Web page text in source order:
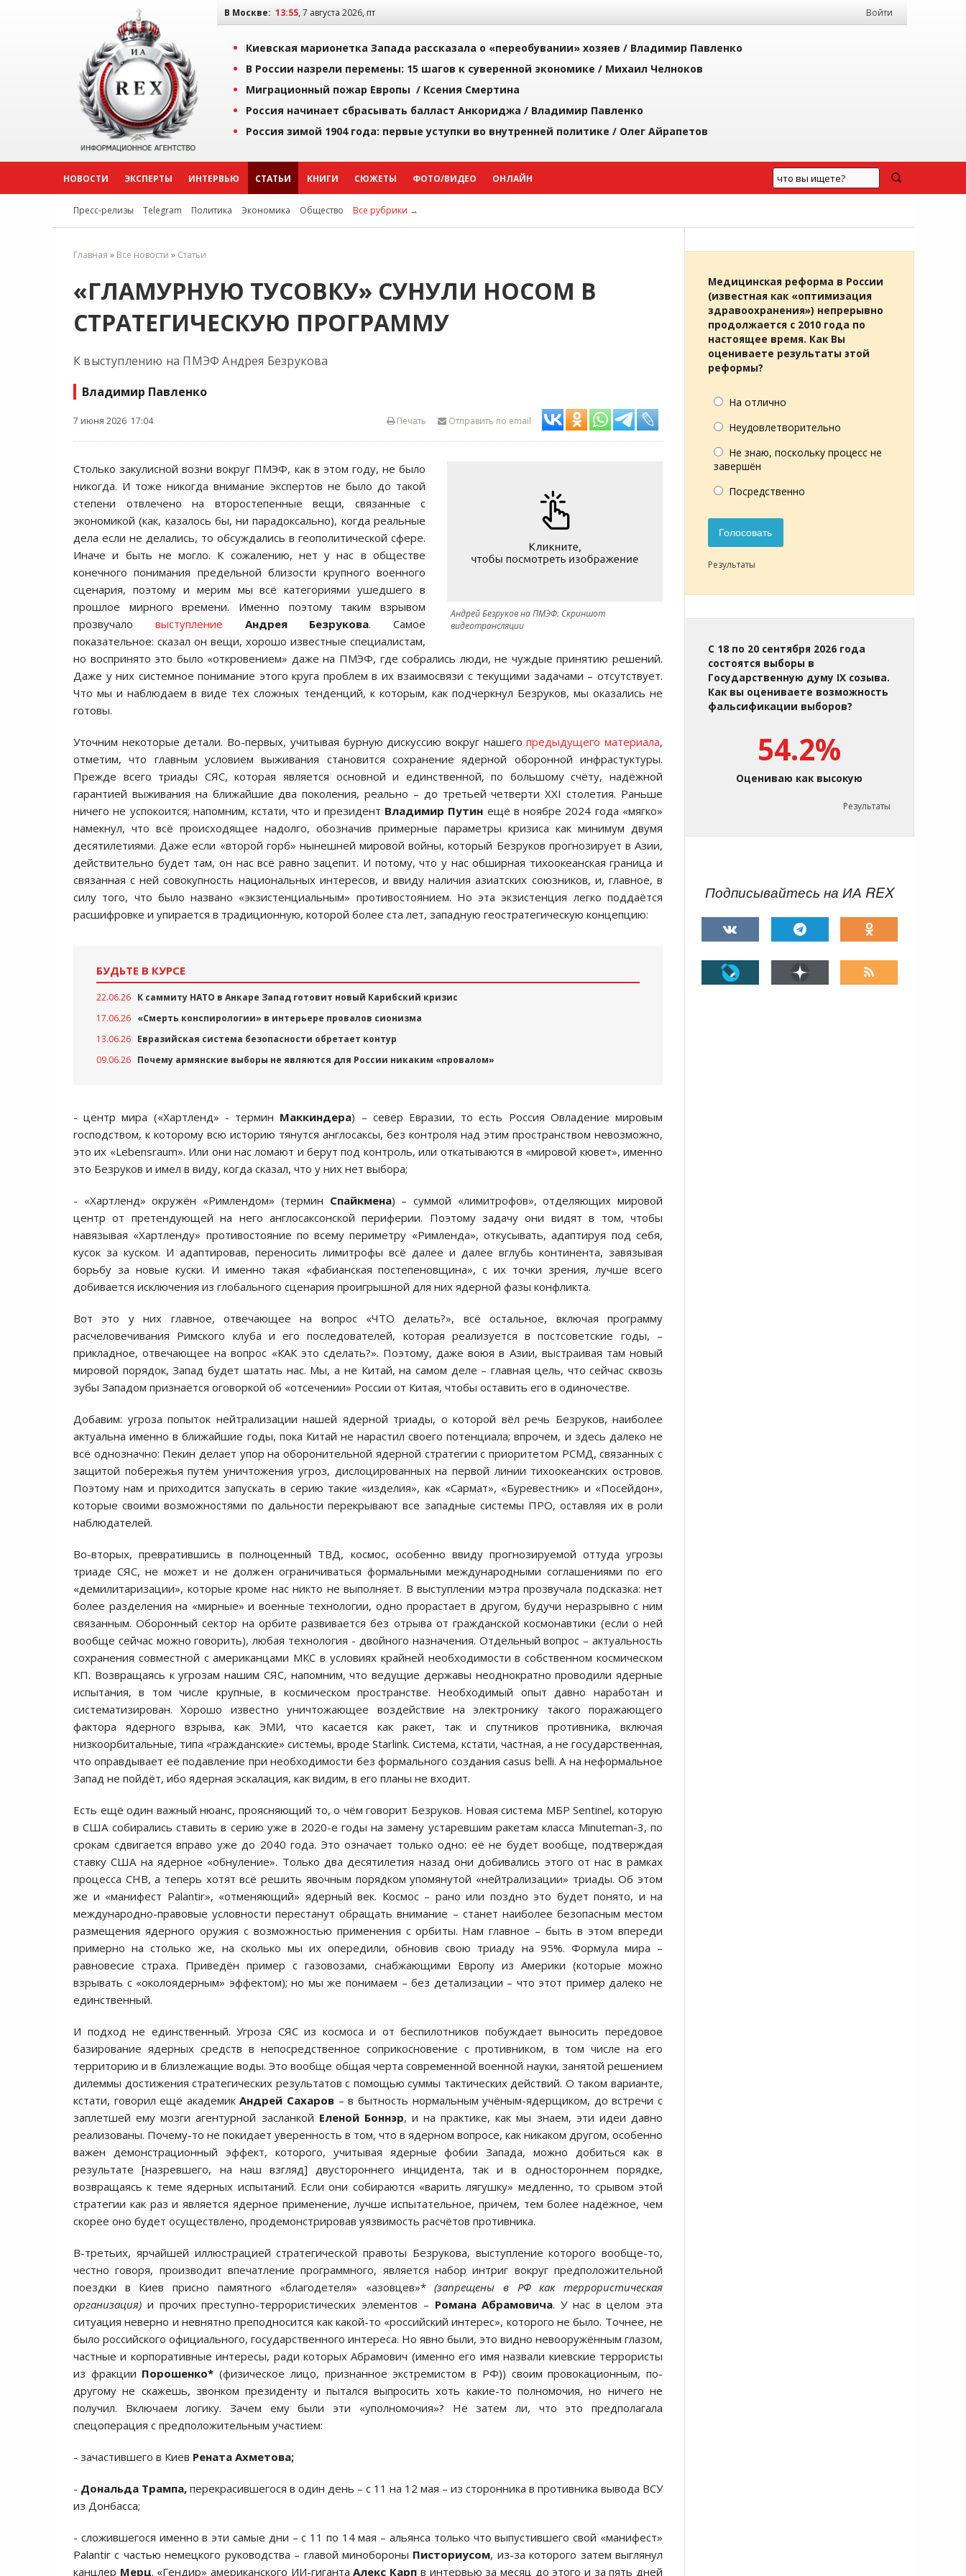
В Москве: 13:55, 7 августа 2026, пт Войти
Киевская марионетка Запада рассказала о «переобувании» хозяев / Владимир Павленко
В России назрели перемены: 15 шагов к суверенной экономике / Михаил Челноков
Миграционный пожар Европы / Ксения Смертина
Россия начинает сбрасывать балласт Анкориджа / Владимир Павленко
Россия зимой 1904 года: первые уступки во внутренней политике / Олег Айрапетов
НОВОСТИ ЭКСПЕРТЫ ИНТЕРВЬЮ СТАТЬИ КНИГИ СЮЖЕТЫ ФОТО/ВИДЕО ОНЛАЙН
Пресс-релизы Telegram Политика Экономика Общество Все рубрики →
Главная » Все новости » Статьи
«ГЛАМУРНУЮ ТУСОВКУ» СУНУЛИ НОСОМ В
СТРАТЕГИЧЕСКУЮ ПРОГРАММУ
К выступлению на ПМЭФ Андрея Безрукова
Владимир Павленко
7 июня 2026 17:04 Отправить по email
Печать
Андрей Безруков на ПМЭФ. Скриншот
видеотрансляции
Столько закулисной возни вокруг ПМЭФ, как в этом году, не было
никогда. И тоже никогда внимание экспертов не было до такой
степени отвлечено на второстепенные вещи, связанные с
экономикой (как, казалось бы, ни парадоксально), когда реальные
дела если не делались, то обсуждались в геополитической сфере.
Иначе и быть не могло. К сожалению, нет у нас в обществе
конечного понимания предельной близости крупного военного
сценария, поэтому и мерим мы всё категориями ушедшего в
прошлое мирного времени. Именно поэтому таким взрывом
прозвучало выступление Андрея Безрукова. Самое
показательное: сказал он вещи, хорошо известные специалистам,
но воспринято это было «откровением» даже на ПМЭФ, где собрались люди, не чуждые принятию решений.
Даже у них системное понимание этого круга проблем в их взаимосвязи с текущими задачами – отсутствует.
Что мы и наблюдаем в виде тех сложных тенденций, к которым, как подчеркнул Безруков, мы оказались не
готовы.
Уточним некоторые детали. Во-первых, учитывая бурную дискуссию вокруг нашегопредыдущего материала,
отметим, что главным условием выживания становится сохранение ядерной оборонной инфрастуктуры.
Прежде всего триады СЯС, которая является основной и единственной, по большому счёту, надёжной
гарантией выживания на ближайшие два поколения, реально – до третьей четверти XXI столетия. Раньше
ничего не успокоится; напомним, кстати, что и президент Владимир Путин ещё в ноябре 2024 года «мягко»
намекнул, что всё происходящее надолго, обозначив примерные параметры кризиса как минимум двумя
десятилетиями. Даже если «второй горб» нынешней мировой войны, который Безруков прогнозирует в Азии,
действительно будет там, он нас всё равно зацепит. И потому, что у нас обширная тихоокеанская граница и
связанная с ней совокупность национальных интересов, и ввиду наличия азиатских союзников, и, главное, в
силу того, что было названо «экзистенциальным» противостоянием. Но эта экзистенция легко поддаётся
расшифровке и упирается в традиционную, которой более ста лет, западную геостратегическую концепцию:
БУДЬТЕ В КУРСЕ
22.06.26 К саммиту НАТО в Анкаре Запад готовит новый Карибский кризис
17.06.26 «Смерть конспирологии» в интерьере провалов сионизма
13.06.26 Евразийская система безопасности обретает контур
09.06.26 Почему армянские выборы не являются для России никаким «провалом»
- центр мира («Хартленд» - термин Маккиндера) – север Евразии, то есть Россия Овладение мировым
господством, к которому всю историю тянутся англосаксы, без контроля над этим пространством невозможно,
это их «Lebensraum». Или они нас ломают и берут под контроль, или откатываются в «мировой кювет», именно
это Безруков и имел в виду, когда сказал, что у них нет выбора;
- «Хартленд» окружён «Римлендом» (термин Спайкмена) – суммой «лимитрофов», отделяющих мировой
центр от претендующей на него англосаксонской периферии. Поэтому задачу они видят в том, чтобы
навязывая «Хартленду» противостояние по всему периметру «Римленда», откусывать, адаптируя под себя,
кусок за куском. И адаптировав, переносить лимитрофы всё далее и далее вглубь континента, завязывая
борьбу за новые куски. И именно такая «фабианская постепеновщина», с их точки зрения, лучше всего
добивается исключения из глобального сценария проигрышной для них ядерной фазы конфликта.
Вот это у них главное, отвечающее на вопрос «ЧТО делать?», всё остальное, включая программу
расчеловечивания Римского клуба и его последователей, которая реализуется в постсоветские годы, –
прикладное, отвечающее на вопрос «КАК это сделать?». Поэтому, даже воюя в Азии, выстраивая там новый
мировой порядок, Запад будет шатать нас. Мы, а не Китай, на самом деле – главная цель, что сейчас сквозь
зубы Западом признаётся оговоркой об «отсечении» России от Китая, чтобы оставить его в одиночестве.
Добавим: угроза попыток нейтрализации нашей ядерной триады, о которой вёл речь Безруков, наиболее
актуальна именно в ближайшие годы, пока Китай не нарастил своего потенциала; впрочем, и здесь далеко не
всё однозначно: Пекин делает упор на оборонительной ядерной стратегии с приоритетом РСМД, связанных с
защитой побережья путём уничтожения угроз, дислоцированных на первой линии тихоокеанских островов.
Поэтому нам и приходится запускать в серию такие «изделия», как «Сармат», «Буревестник» и «Посейдон»,
которые своими возможностями по дальности перекрывают все западные системы ПРО, оставляя их в роли
наблюдателей.
Во-вторых, превратившись в полноценный ТВД, космос, особенно ввиду прогнозируемой оттуда угрозы
триаде СЯС, не может и не должен ограничиваться формальными международными соглашениями по его
«демилитаризации», которые кроме нас никто не выполняет. В выступлении мэтра прозвучала подсказка: нет
более разделения на «мирные» и военные технологии, одно прорастает в другом, будучи неразрывно с ним
связанным. Оборонный сектор на орбите развивается без отрыва от гражданской космонавтики (если о ней
вообще сейчас можно говорить), любая технология - двойного назначения. Отдельный вопрос – актуальность
сохранения совместной с американцами МКС в условиях крайней необходимости в собственном космическом
КП. Возвращаясь к угрозам нашим СЯС, напомним, что ведущие державы неоднократно проводили ядерные
испытания, в том числе крупные, в космическом пространстве. Необходимый опыт давно наработан и
систематизирован. Хорошо известно уничтожающее воздействие на электронику такого поражающего
фактора ядерного взрыва, как ЭМИ, что касается как ракет, так и спутников противника, включая
низкоорбитальные, типа «гражданские» системы, вроде Starlink. Система, кстати, частная, а не государственная,
что оправдывает её подавление при необходимости без формального создания casus belli. А на неформальное
Запад не пойдёт, ибо ядерная эскалация, как видим, в его планы не входит.
Есть ещё один важный нюанс, проясняющий то, о чём говорит Безруков. Новая система МБР Sentinel, которую
в США собирались ставить в серию уже в 2020-е годы на замену устаревшим ракетам класса Minuteman-3, по
срокам сдвигается вправо уже до 2040 года. Это означает только одно: её не будет вообще, подтверждая
ставку США на ядерное «обнуление». Только два десятилетия назад они добивались этого от нас в рамках
процесса СНВ, а теперь хотят всё решить явочным порядком упомянутой «нейтрализации» триады. Об этом
же и «манифест Palantir», «отменяющий» ядерный век. Космос – рано или поздно это будет понято, и на
международно-правовые условности перестанут обращать внимание – станет наиболее безопасным местом
размещения ядерного оружия с возможностью применения с орбиты. Нам главное – быть в этом впереди
примерно на столько же, на сколько мы их опередили, обновив свою триаду на 95%. Формула мира –
равновесие страха. Приведён пример с газовозами, снабжающими Европу из Америки (которые можно
взрывать с «околоядерным» эффектом); но мы же понимаем – без детализации – что этот пример далеко не
единственный.
И подход не единственный. Угроза СЯС из космоса и от беспилотников побуждает выносить передовое
базирование ядерных средств в непосредственное соприкосновение с противником, в том числе на его
территорию и в близлежащие воды. Это вообще общая черта современной военной науки, занятой решением
дилеммы достижения стратегических результатов с помощью суммы тактических действий. О таком варианте,
кстати, говорил ещё академикАндрей Сахаров – в бытность нормальным учёным-ядерщиком, до встречи с
заплетшей ему мозги агентурной засланкой Еленой Боннэр, и на практике, как мы знаем, эти идеи давно
реализованы. Почему-то не покидает уверенность в том, что в ядерном вопросе, как никаком другом, особенно
важен демонстрационный эффект, которого, учитывая ядерные фобии Запада, можно добиться как в
результате [назревшего, на наш взгляд] двустороннего инцидента, так и в одностороннем порядке,
возвращаясь к теме ядерных испытаний. Если они собираются «варить лягушку» медленно, то срывом этой
стратегии как раз и является ядерное применение, лучше испытательное, причём, тем более надёжное, чем
скорее оно будет осуществлено, продемонстрировав уязвимость расчётов противника.
В-третьих, ярчайшей иллюстрацией стратегической правоты Безрукова, выступление которого вообще-то,
честно говоря, производит впечатление программного, является набор интриг вокруг предположительной
поездки в Киев присно памятного «благодетеля» «азовцев»*(запрещены в РФ как террористическая
организация) и прочих преступно-террористических элементов – Романа Абрамовича. У нас в целом эта
ситуация неверно и невнятно преподносится как какой-то «российский интерес», которого не было. Точнее, не
было российского официального, государственного интереса. Но явно были, это видно невооружённым глазом,
частные и корпоративные интересы, ради которых Абрамович (именно его имя назвали киевские террористы
из фракции Порошенко*(физическое лицо, признанное экстремистом в РФ)) своим провокационным, по-
другому не скажешь, звонком президенту и пытался выпросить хоть какие-то полномочия, но ничего не
получил. Включаем логику. Зачем ему были эти «уполномочия»? Не затем ли, что это предполагала
спецоперация с предположительным участием:
- зачастившего в Киев Рената Ахметова;
- Дональда Трампа, перекрасившегося в один день – с 11 на 12 мая – из сторонника в противника вывода ВСУ
из Донбасса;
- сложившегося именно в эти самые дни – с 11 по 14 мая – альянса только что выпустившего свой «манифест»
Palantir с частью немецкого руководства – главой минобороны Писториусом, из-за которого затем выглянул
канцлер Мерц. «Гендир» американского ИИ-гигантаАлекс Карп в интервью за месяц до этого и за пять дней
Медицинская реформа в России
(известная как «оптимизация
здравоохранения») непрерывно
продолжается с 2010 года по
настоящее время. Как Вы
оцениваете результаты этой
реформы?
На отлично
Неудовлетворительно
Не знаю, поскольку процесс не
завершён
Посредственно
Голосовать
Результаты
С 18 по 20 сентября 2026 года
состоятся выборы в
Государственную думу IX созыва.
Как вы оцениваете возможность
фальсификации выборов?
54.2%
Оцениваю как высокую
Результаты
Подписывайтесь на ИА REX